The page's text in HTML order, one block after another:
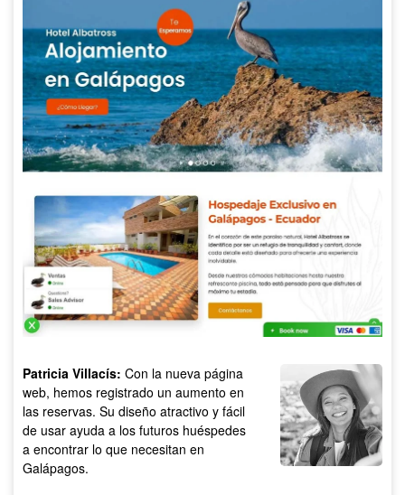
Patricia Villacís: Con la nueva página
web, hemos registrado un aumento en
las reservas. Su diseño atractivo y fácil
de usar ayuda a los futuros huéspedes
a encontrar lo que necesitan en
Galápagos.
Escríbenos